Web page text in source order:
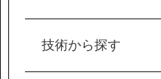
サイトマップ
技術から探す